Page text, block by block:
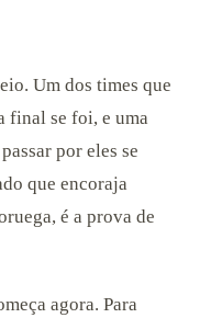
Um dos times que
final se foi, e uma
por eles se
que encoraja
é a prova de
agora. Para